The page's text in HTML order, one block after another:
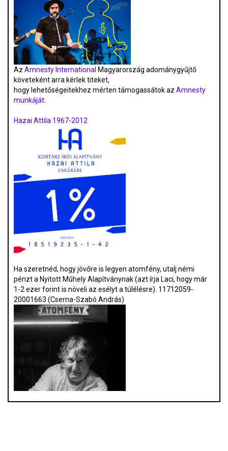
Az Amnesty International Magyarország adománygyűjtő
követeként arra kérlek titeket,
hogy lehetőségeitekhez mérten támogassátok az Amnesty
munkáját.
Hazai Attila 1967-2012
Ha szeretnéd, hogy jövőre is legyen atomfény, utalj némi
pénzt a Nyitott Műhely Alapítványnak (azt írja Laci, hogy már
1-2 ezer forint is növeli az esélyt a túlélésre). 11712059-
20001663 (Cserna-Szabó András)